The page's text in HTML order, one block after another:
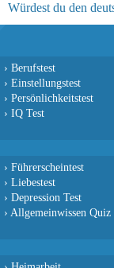
Würdest du den
› Berufstest
› Einstellungstest
› Persönlichkeitstest
› IQ Test
› Führerscheintest
› Liebestest
› Depression Test
› Allgemeinwissen Quiz